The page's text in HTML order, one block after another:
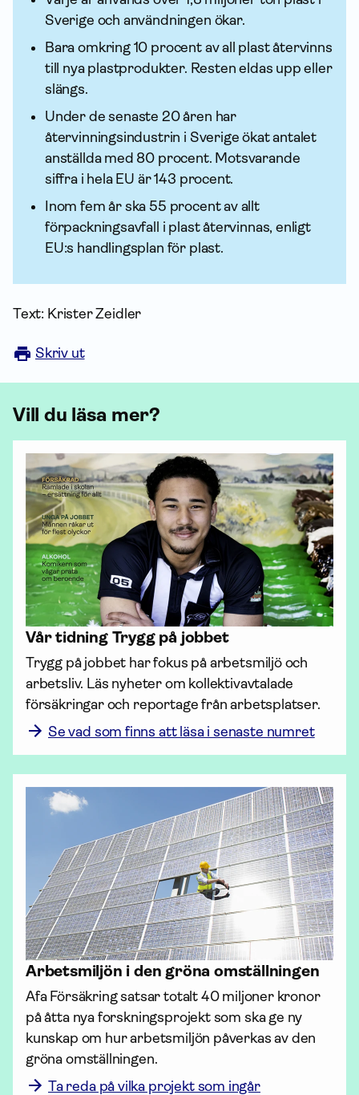
Sverige och användningen ökar.
Bara omkring 10 procent av all plast återvinns
till nya plastprodukter. Resten eldas upp eller
slängs.
Under de senaste 20 åren har
återvinningsindustrin i Sverige ökat antalet
anställda med 80 procent. Motsvarande
siffra i hela EU är 143 procent.
Inom fem år ska 55 procent av allt
förpackningsavfall i plast återvinnas, enligt
EU:s handlingsplan för plast.
Text: Krister Zeidler
Skriv ut
Vill du läsa mer?
Vår tidning Trygg på jobbet
Trygg på jobbet har fokus på arbetsmiljö och
arbetsliv. Läs nyheter om kollektiv­avtalade
försäk­ringar och reportage från arbetsplatser.
Se vad som finns att läsa i senaste numret
Arbetsmiljön i den gröna omställningen
Afa För­säkring satsar totalt 40 miljoner kronor
på åtta nya forsknings­projekt som ska ge ny
kunskap om hur arbetsmiljön påverkas av den
gröna omställningen.
Ta reda på vilka projekt som ingår